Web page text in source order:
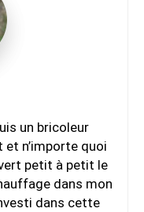
un bricoleur
n’importe quoi
petit à petit le
dans mon
dans cette